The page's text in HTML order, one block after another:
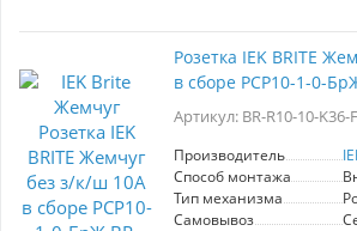
своему
выключатель удобно
сочетая
идеальный выбор для
для создания уютной и
Розетка IEK BRITE
в сборе РСР10-1-0-
Артикул: BR-R10-10-K36-F
Производитель
Способ монтажа
Тип механизма
Самовывоз